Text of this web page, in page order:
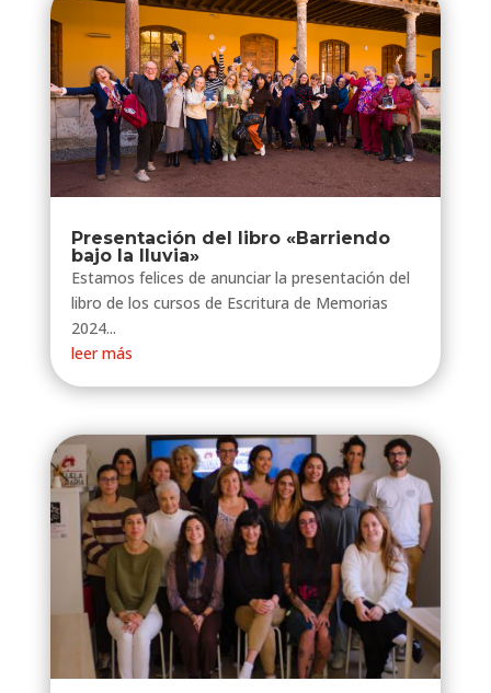
Presentación del libro «Barriendo
bajo la lluvia»
Estamos felices de anunciar la presentación del
libro de los cursos de Escritura de Memorias
2024...
leer más